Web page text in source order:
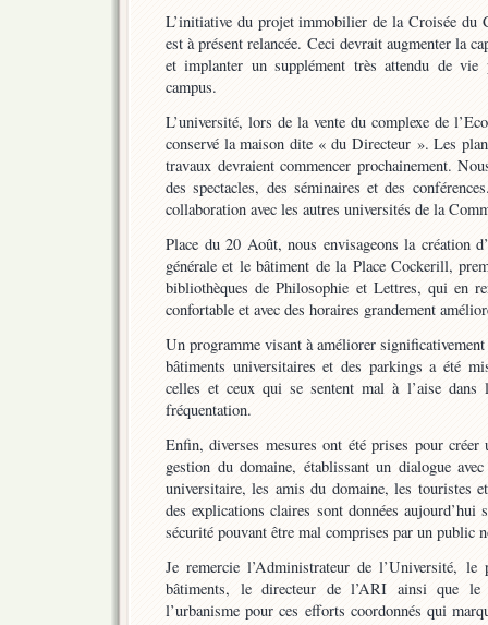
L’initiative du projet immobilier de la Croisée du
est à présent relancée. Ceci devrait augmenter la
et implanter un supplément très attendu de vie
campus.
L’université, lors de la vente du complexe de
conservé la maison dite « du Directeur ». Les
travaux devraient commencer prochainement.
des spectacles, des séminaires et des
collaboration avec les autres universités de la
Place du 20 Août, nous envisageons la création
générale et le bâtiment de la Place Cockerill,
bibliothèques de Philosophie et Lettres, qui en
confortable et avec des horaires grandement
Un programme visant à améliorer
bâtiments universitaires et des parkings a été
celles et ceux qui se sentent mal à l’aise dans
fréquentation.
Enfin, diverses mesures ont été prises pour créer
gestion du domaine, établissant un dialogue
universitaire, les amis du domaine, les touristes
des explications claires sont données aujourd’hui
sécurité pouvant être mal comprises par un public
Je remercie l’Administrateur de l’Université,
bâtiments, le directeur de l’ARI ainsi que le
l’urbanisme pour ces efforts coordonnés qui